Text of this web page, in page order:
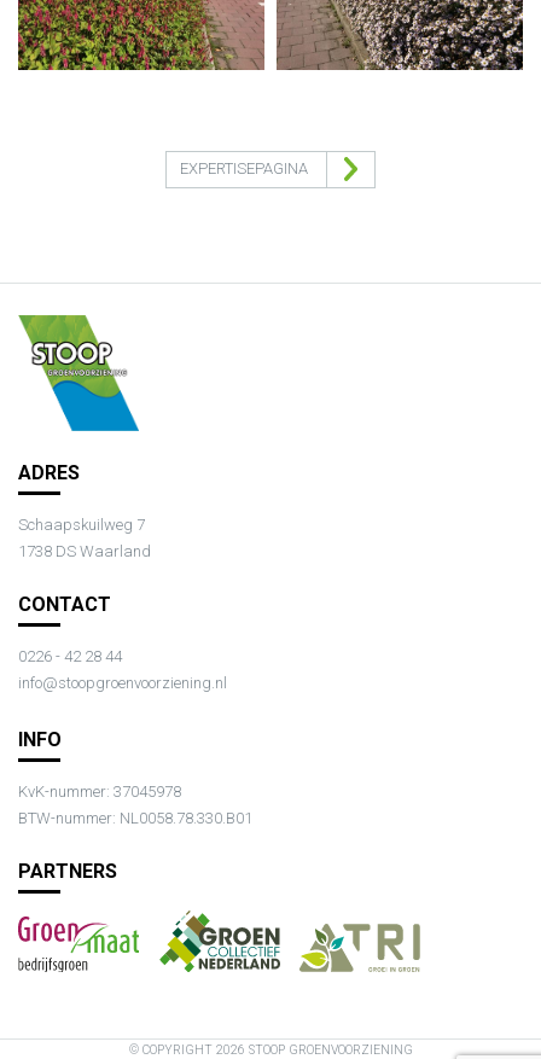
EXPERTISEPAGINA
ADRES
Schaapskuilweg 7
1738 DS Waarland
CONTACT
0226 - 42 28 44
info@stoopgroenvoorziening.nl
INFO
KvK-nummer: 37045978
BTW-nummer: NL0058.78.330.B01
PARTNERS
© COPYRIGHT 2026 STOOP GROENVOORZIENING